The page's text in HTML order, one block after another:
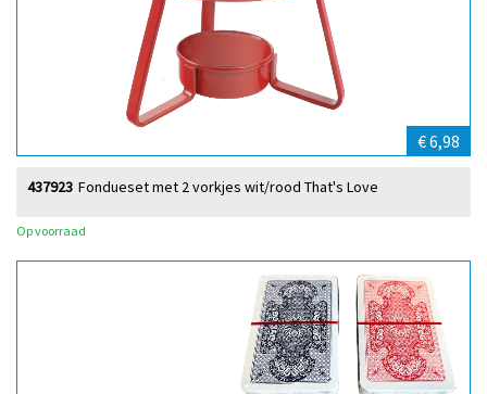
€ 6,98
Fondueset met 2 vorkjes wit/rood That's Love
437923
Op voorraad